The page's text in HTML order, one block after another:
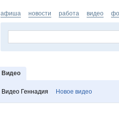
афиша новости работа видео
Видео
Видео Геннадия Новое видео